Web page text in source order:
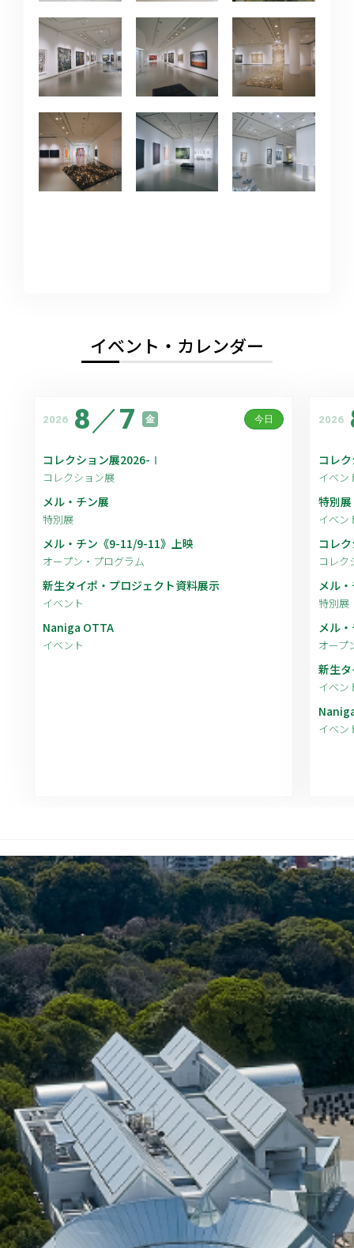
イベント・カレンダー
2026 8／7 金 今日
コレクション展2026-Ⅰ
コレクション展
メル・チン展
特別展
メル・チン《9-11/9-11》上映
オープン・プログラム
新生タイポ・プロジェクト資料展示
イベント
Naniga OTTA
イベント
2026
コレ
イベン
特別
イベン
コレ
コレク
メル
特別展
メル
オープ
新生
イベン
イベン